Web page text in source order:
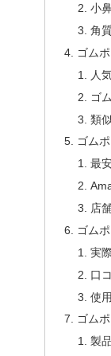
小
角
ゴム
人
ゴ
類
ゴム
最
店
ゴム
実
口
使
ゴム
製